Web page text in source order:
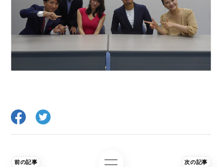
前の記事 次の記事